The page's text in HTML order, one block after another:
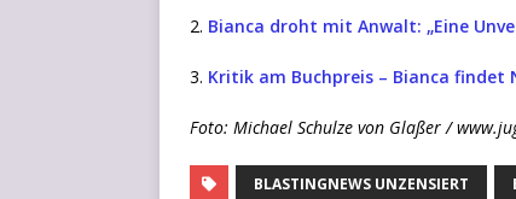
2. Bian­ca droht mit Anwalt: „Eine
3. Kri­tik am Buch­preis – Bian­ca fin­det
Foto: Micha­el Schul­ze von Gla­ßer /
BLASTINGNEWS UNZENSIERT